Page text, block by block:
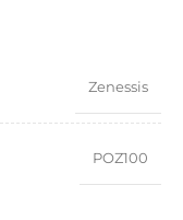
Zenessis
POZ100